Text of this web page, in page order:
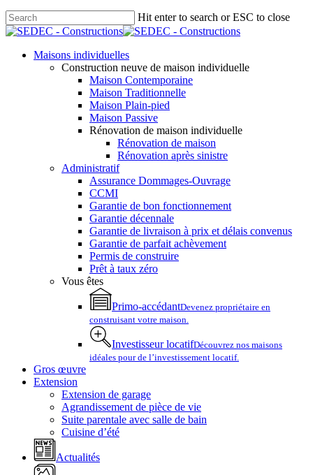
Hit enter to search or ESC to close
Close
Menu
Maisons individuelles
Construction neuve de maison individuelle
Maison Contemporaine
Maison Traditionnelle
Maison Plain-pied
Maison Passive
Rénovation de maison individuelle
Rénovation de maison
Rénovation après sinistre
Administratif
Assurance Dommages-Ouvrage
CCMI
Garantie de bon fonctionnement
Garantie décennale
Garantie de livraison à prix et délais convenus
Garantie de parfait achèvement
Permis de construire
Prêt à taux zéro
Vous êtes
Primo-accédantDevenez propriétaire en
construisant votre maison.
Investisseur locatifDécouvrez nos maisons
idéales pour de l’investissement locatif.
Gros œuvre
Extension
Extension de garage
Agrandissement de pièce de vie
Suite parentale avec salle de bain
Cuisine d’été
Actualités